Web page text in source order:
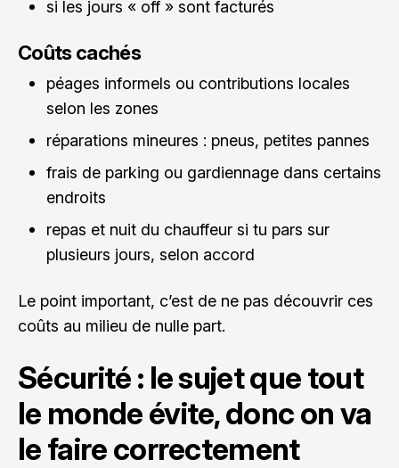
si les jours « off » sont facturés
Coûts cachés
péages informels ou contributions locales
selon les zones
réparations mineures : pneus, petites pannes
frais de parking ou gardiennage dans certains
endroits
repas et nuit du chauffeur si tu pars sur
plusieurs jours, selon accord
Le point important, c’est de ne pas découvrir ces
coûts au milieu de nulle part.
Sécurité : le sujet que tout
le monde évite, donc on va
le faire correctement